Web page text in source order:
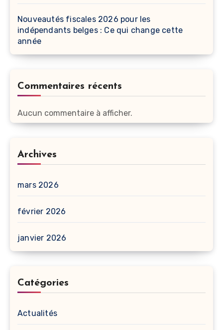
Nouveautés fiscales 2026 pour les
indépendants belges : Ce qui change cette
année
Commentaires récents
Aucun commentaire à afficher.
Archives
mars 2026
février 2026
janvier 2026
Catégories
Actualités